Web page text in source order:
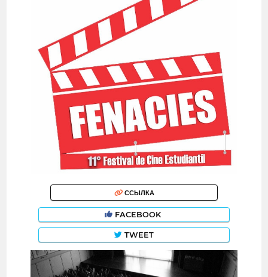
ССЫЛКА
FACEBOOK
TWEET